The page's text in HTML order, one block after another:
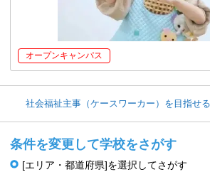
オープンキャンパス
社会福祉主事（ケースワーカー）を目指せ
条件を変更して学校をさがす
[エリア・都道府県]を選択してさがす